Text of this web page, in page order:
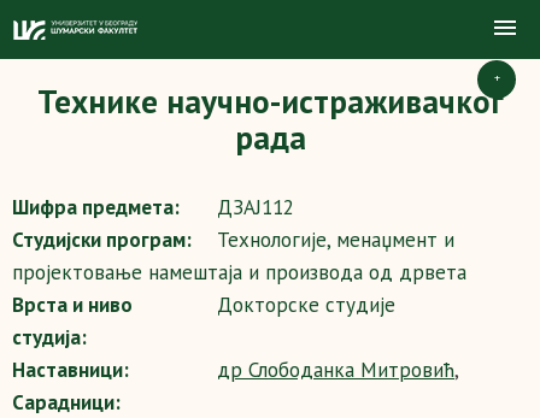
+
Технике научно-истраживачког
рада
Шифра предмета:
ДЗАЈ112
Студијски програм:
Технологије, менаџмент и
пројектовање намештаја и производа од дрвета
Врста и ниво
студија:
Докторске студије
Наставници: др Слободанка Митровић,
Сарадници: